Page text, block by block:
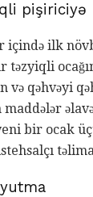
pişiriciyə
ilk
təzyiqli
və qəhvəyi
bir ocak